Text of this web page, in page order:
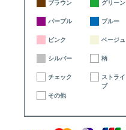
ブラウン グリーン
パープル ブルー
ピンク ベージュ
シルバー 柄
チェック
ストライ
プ
その他